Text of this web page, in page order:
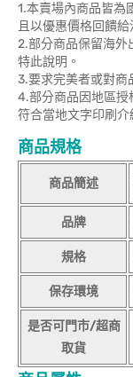
1.本賣場內商品皆為
且以優惠價格回饋給
2.部分商品保留海外
特此說明。
3.要求完美者或對商
4.部分商品因地區
符合當地文字印刷介
商品規格
商品簡述
品牌
規格
保存環境
是否可門市/超商
取貨